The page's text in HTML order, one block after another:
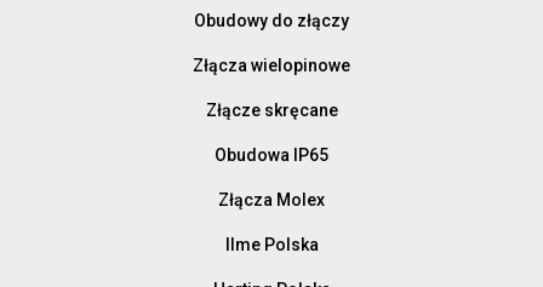
Obudowy do złączy
Złącza wielopinowe
Złącze skręcane
Obudowa IP65
Złącza Molex
Ilme Polska